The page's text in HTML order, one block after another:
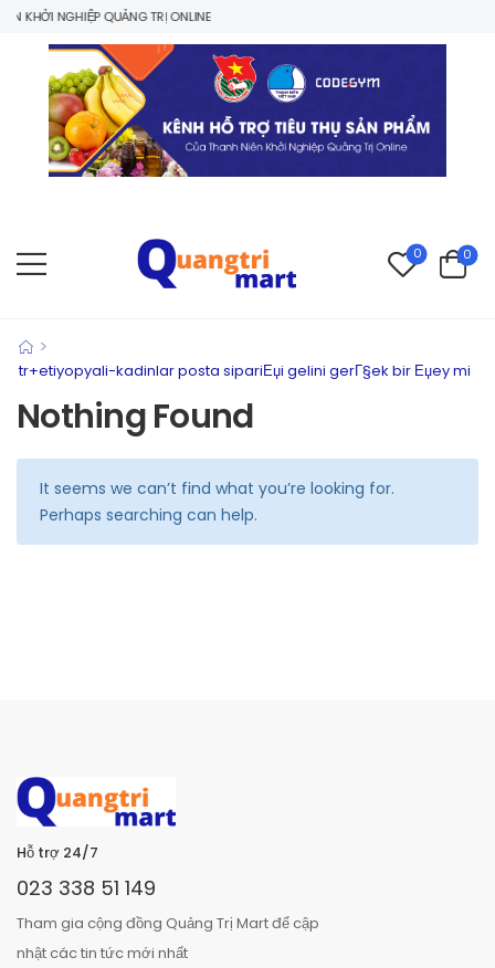
KHỞI NGHIỆP QUẢNG TRỊ ONLINE
0 0
>
tr+etiyopyali-kadinlar posta sipariЕџi gelini gerГ§ek bir Еџey mi
Nothing Found
It seems we can’t find what you’re looking for.
Perhaps searching can help.
Hỗ trợ 24/7
023 338 51 149
Tham gia cộng đồng Quảng Trị Mart để cập
nhật các tin tức mới nhất